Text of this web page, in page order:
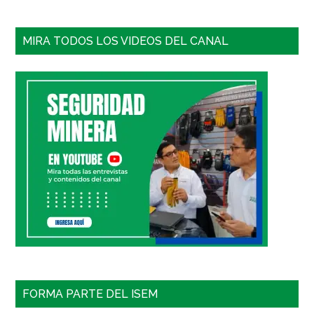
MIRA TODOS LOS VIDEOS DEL CANAL
FORMA PARTE DEL ISEM